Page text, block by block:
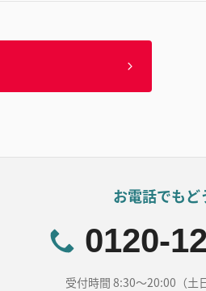
お電話でもど
0120-
受付時間 8:30～20:00（土